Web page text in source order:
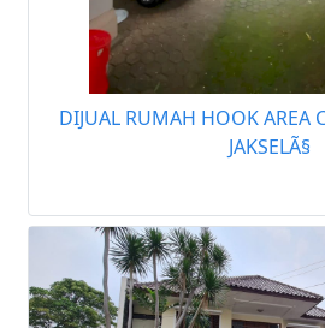
DIJUAL RUMAH HOOK AREA
JAKSELÃ§